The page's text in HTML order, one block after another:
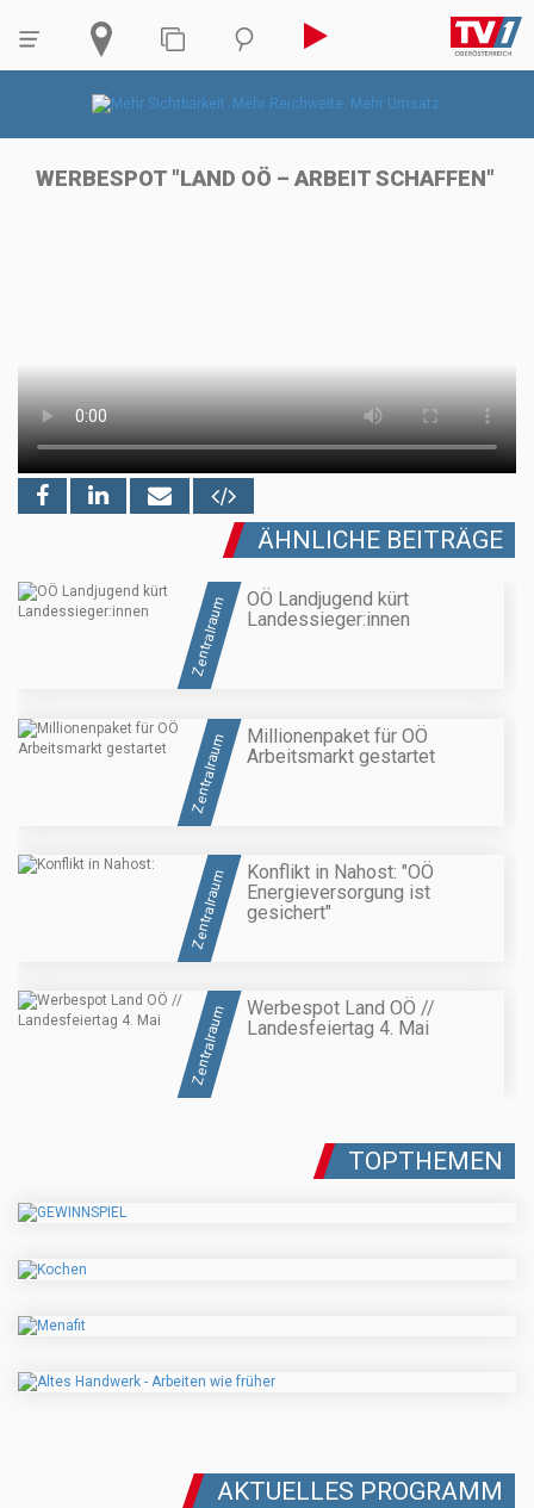
WERBESPOT "LAND OÖ – ARBEIT SCHAFFEN"
ÄHNLICHE BEITRÄGE
Zentralraum
OÖ Landjugend kürt
Landessieger:innen
Zentralraum
Millionenpaket für OÖ
Arbeitsmarkt gestartet
Zentralraum
Konflikt in Nahost: "OÖ
Energieversorgung ist
gesichert"
Zentralraum
Werbespot Land OÖ //
Landesfeiertag 4. Mai
TOPTHEMEN
AKTUELLES PROGRAMM